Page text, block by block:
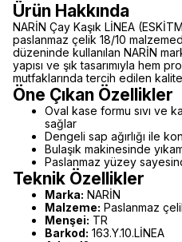
Ürün Hakkında
NARİN Çay Kaşık LİNEA
paslanmaz çelik 18/10
düzeninde kullanılan NARİN
yapısı ve şık tasarımıyla hem
mutfaklarında tercih edilen
Öne Çıkan Özellikler
Oval kase formu sıvı ve
sağlar
Dengeli sap ağırlığı ile
Bulaşık makinesinde
Paslanmaz yüzey
Teknik Özellikler
Marka: NARİN
Malzeme: Paslanmaz
Menşei: TR
Barkod: 163.Y.10.LİNEA